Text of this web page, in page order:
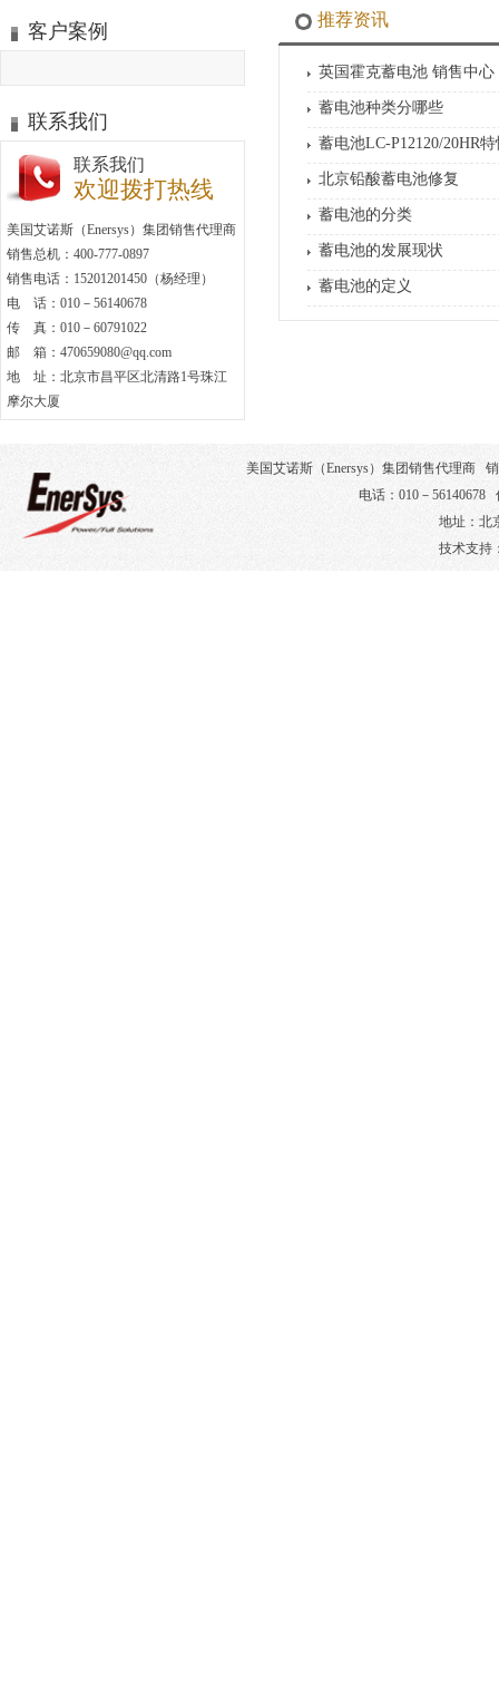
客户案例
联系我们
联系我们
欢迎拨打热线
美国艾诺斯（Enersys）集团销售代理商
销售总机：400-777-0897
销售电话：15201201450（杨经理）
电 话：010－56140678
传 真：010－60791022
邮 箱：470659080@qq.com
地 址：北京市昌平区北清路1号珠江
摩尔大厦
推荐资讯
英国霍克蓄电池 销售中心
蓄电池种类分哪些
蓄电池LC-P12120/20HR特
北京铅酸蓄电池修复
蓄电池的分类
蓄电池的发展现状
蓄电池的定义
美国艾诺斯（Enersys）集团销售代理商
电话：010－56140678
地址：北
技术支持